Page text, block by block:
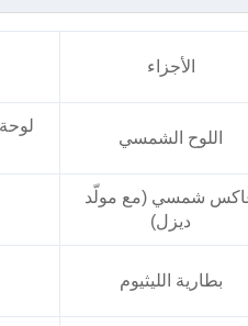
الأجزاء
اللوح الشمسي
شمسي (مع مولّد
ديزل)
بطارية الليثيوم